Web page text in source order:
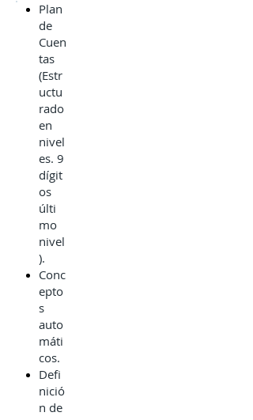
Plan
de
Cuen
tas
(Estr
uctu
rado
en
nivel
es. 9
dígit
os
últi
mo
nivel
).
Conc
epto
s
auto
máti
cos.
Defi
nició
n de